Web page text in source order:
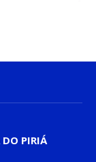
DO PIRIÁ